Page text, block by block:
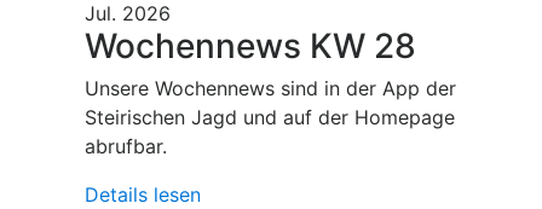
Jul. 2026
Wochennews KW 28
Unsere Wochennews sind in der App der
Steirischen Jagd und auf der Homepage
abrufbar.
Details lesen